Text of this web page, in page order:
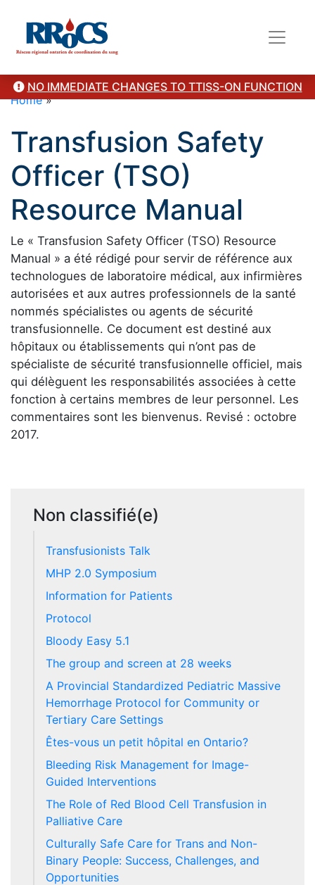
NO IMMEDIATE CHANGES TO TTISS-ON FUNCTION
Home»
Transfusion Safety
Officer (TSO)
Resource Manual
Le « Transfusion Safety Officer (TSO) Resource
Manual » a été rédigé pour servir de référence aux
technologues de laboratoire médical, aux infirmières
autorisées et aux autres professionnels de la santé
nommés spécialistes ou agents de sécurité
transfusionnelle. Ce document est destiné aux
hôpitaux ou établissements qui n’ont pas de
spécialiste de sécurité transfusionnelle officiel, mais
qui délèguent les responsabilités associées à cette
fonction à certains membres de leur personnel. Les
commentaires sont les bienvenus. Revisé : octobre
2017.
Non classifié(e)
Transfusionists Talk
MHP 2.0 Symposium
Information for Patients
Protocol
Bloody Easy 5.1
The group and screen at 28 weeks
A Provincial Standardized Pediatric Massive
Hemorrhage Protocol for Community or
Tertiary Care Settings
Êtes-vous un petit hôpital en Ontario?
Bleeding Risk Management for Image-
Guided Interventions
The Role of Red Blood Cell Transfusion in
Palliative Care
Culturally Safe Care for Trans and Non-
Binary People: Success, Challenges, and
Opportunities